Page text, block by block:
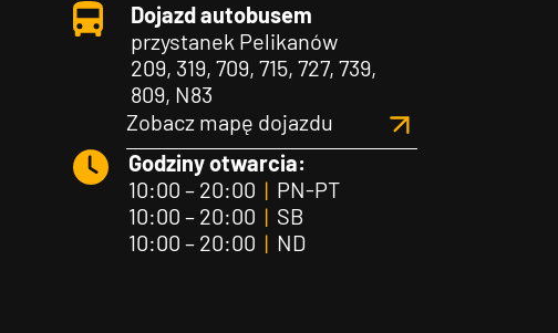
Dojazd autobusem
przystanek Pelikanów
209, 319, 709, 715, 727, 739,
809, N83
Zobacz mapę dojazdu
Godziny otwarcia:
10:00 – 20:00 |PN-PT
10:00 – 20:00 |SB
10:00 – 20:00 |ND